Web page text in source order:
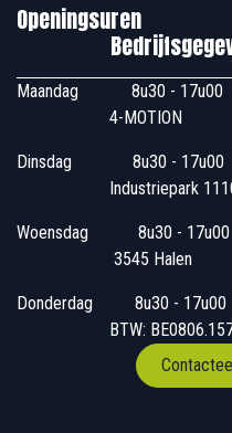
Maandag
4-MOTION
Dinsdag
Industriepark
Woensdag
3545 Halen
Donderdag
BTW: